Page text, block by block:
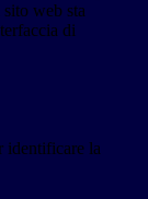
web sta
di
identificare la